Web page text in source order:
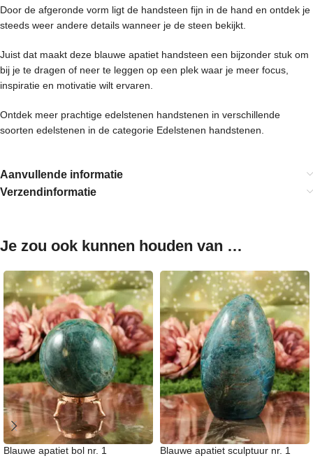
Door de afgeronde vorm ligt de handsteen fijn in de hand en ontdek je
steeds weer andere details wanneer je de steen bekijkt.
Juist dat maakt deze blauwe apatiet handsteen een bijzonder stuk om
bij je te dragen of neer te leggen op een plek waar je meer focus,
inspiratie en motivatie wilt ervaren.
Ontdek meer prachtige edelstenen handstenen in verschillende
soorten edelstenen in de categorie Edelstenen handstenen.
Aanvullende informatie
Verzendinformatie
Je zou ook kunnen houden van …
Blauwe apatiet bol nr. 1 Blauwe apatiet sculptuur nr. 1